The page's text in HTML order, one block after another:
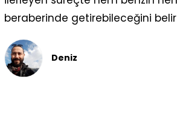
beraberinde getirebileceğini
Deniz